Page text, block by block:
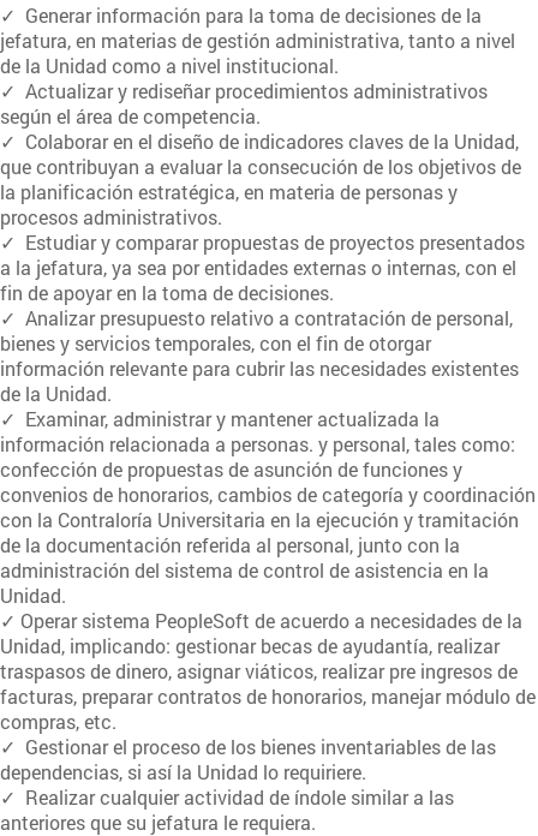
✓ Generar información para la toma de decisiones de la
jefatura, en materias de gestión administrativa, tanto a nivel
de la Unidad como a nivel institucional.
✓ Actualizar y rediseñar procedimientos administrativos
según el área de competencia.
✓ Colaborar en el diseño de indicadores claves de la Unidad,
que contribuyan a evaluar la consecución de los objetivos de
la planificación estratégica, en materia de personas y
procesos administrativos.
✓ Estudiar y comparar propuestas de proyectos presentados
a la jefatura, ya sea por entidades externas o internas, con el
fin de apoyar en la toma de decisiones.
✓ Analizar presupuesto relativo a contratación de personal,
bienes y servicios temporales, con el fin de otorgar
información relevante para cubrir las necesidades existentes
de la Unidad.
✓ Examinar, administrar y mantener actualizada la
información relacionada a personas. y personal, tales como:
confección de propuestas de asunción de funciones y
convenios de honorarios, cambios de categoría y coordinación
con la Contraloría Universitaria en la ejecución y tramitación
de la documentación referida al personal, junto con la
administración del sistema de control de asistencia en la
Unidad.
✓ Operar sistema PeopleSoft de acuerdo a necesidades de la
Unidad, implicando: gestionar becas de ayudantía, realizar
traspasos de dinero, asignar viáticos, realizar pre ingresos de
facturas, preparar contratos de honorarios, manejar módulo de
compras, etc.
✓ Gestionar el proceso de los bienes inventariables de las
dependencias, si así la Unidad lo requiriere.
✓ Realizar cualquier actividad de índole similar a las
anteriores que su jefatura le requiera.